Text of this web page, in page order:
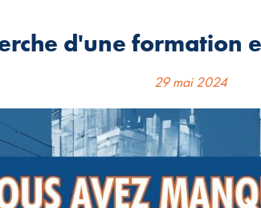
d'une formation
29 mai 2024